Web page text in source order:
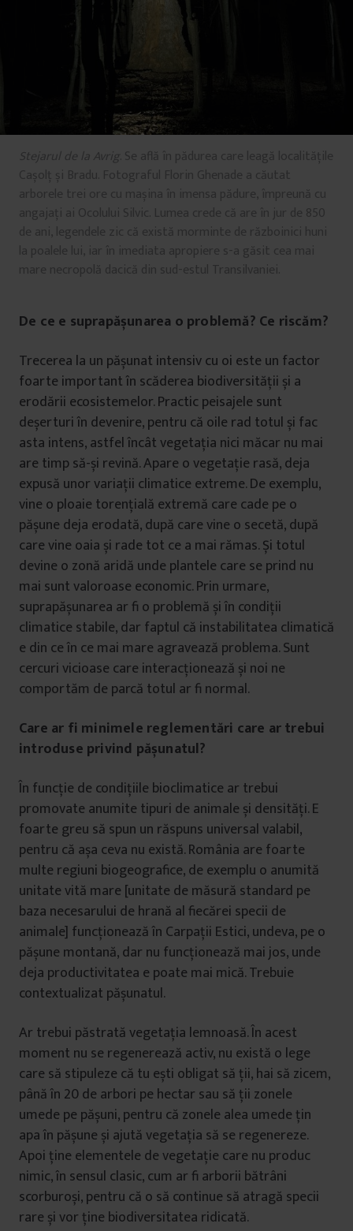
Stejarul de la Avrig . Se află în pădurea care leagă localitățile
Cașolț și Bradu. Fotograful Florin Ghenade a căutat
arborele trei ore cu mașina în imensa pădure, împreună cu
angajați ai Ocolului Silvic. Lumea crede că are în jur de 850
de ani, legendele zic că există morminte de războinici huni
la poalele lui, iar în imediata apropiere s-a găsit cea mai
mare necropolă dacică din sud-estul Transilvaniei.
De ce e suprapășunarea o problemă? Ce riscăm?
Trecerea la un pășunat intensiv cu oi este un factor
foarte important în scăderea biodiversității și a
erodării ecosistemelor. Practic peisajele sunt
deșerturi în devenire, pentru că oile rad totul și fac
asta intens, astfel încât vegetația nici măcar nu mai
are timp să-și revină. Apare o vegetație rasă, deja
expusă unor variații climatice extreme. De exemplu,
vine o ploaie torențială extremă care cade pe o
pășune deja erodată, după care vine o secetă, după
care vine oaia și rade tot ce a mai rămas. Și totul
devine o zonă aridă unde plantele care se prind nu
mai sunt valoroase economic. Prin urmare,
suprapășunarea ar fi o problemă și în condiții
climatice stabile, dar faptul că instabilitatea climatică
e din ce în ce mai mare agravează problema. Sunt
cercuri vicioase care interacționează și noi ne
comportăm de parcă totul ar fi normal.
Care ar fi minimele reglementări care ar trebui
introduse privind pășunatul?
În funcție de condițiile bioclimatice ar trebui
promovate anumite tipuri de animale și densități. E
foarte greu să spun un răspuns universal valabil,
pentru că așa ceva nu există. România are foarte
multe regiuni biogeografice, de exemplu o anumită
unitate vită mare [unitate de măsură standard pe
baza necesarului de hrană al fiecărei specii de
animale] funcționează în Carpații Estici, undeva, pe o
pășune montană, dar nu funcționează mai jos, unde
deja productivitatea e poate mai mică. Trebuie
contextualizat pășunatul.
Ar trebui păstrată vegetația lemnoasă. În acest
moment nu se regenerează activ, nu există o lege
care să stipuleze că tu ești obligat să ții, hai să zicem,
până în 20 de arbori pe hectar sau să ții zonele
umede pe pășuni, pentru că zonele alea umede țin
apa în pășune și ajută vegetația să se regenereze.
Apoi ține elementele de vegetație care nu produc
nimic, în sensul clasic, cum ar fi arborii bătrâni
scorburoși, pentru că o să continue să atragă specii
rare și vor ține biodiversitatea ridicată.